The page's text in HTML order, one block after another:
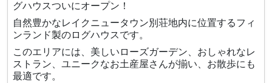
グハウスついにオープン！
自然豊かなレイクニュータウン別荘地内に位置するフィ
ンランド製のログハウスです。
このエリアには、美しいローズガーデン、おしゃれなレ
ストラン、ユニークなお土産屋さんが揃い、お散歩にも
最適です。